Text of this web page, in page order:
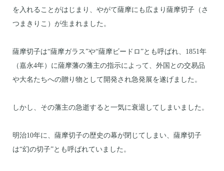
を入れることがはじまり、やがて薩摩にも広まり薩摩切子（さ
つまきりこ）が生まれました。
薩摩切子は“薩摩ガラス”や“薩摩ビードロ”とも呼ばれ、1851年
（嘉永4年）に薩摩藩の藩主の指示によって、外国との交易品
や大名たちへの贈り物として開発され急発展を遂げました。
しかし、その藩主の急逝すると一気に衰退してしまいました。
明治10年に、薩摩切子の歴史の幕が閉じてしまい、薩摩切子
は“幻の切子”とも呼ばれていました。